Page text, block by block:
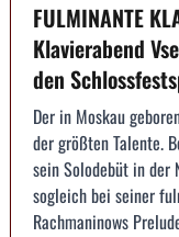
FULMINANTE
Klavierabend
den
Der in Moskau
der größten Talente.
sein Solodebüt in der
sogleich bei seiner
Rachmaninows